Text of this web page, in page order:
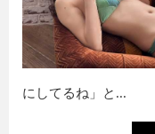
にしてるね」と...